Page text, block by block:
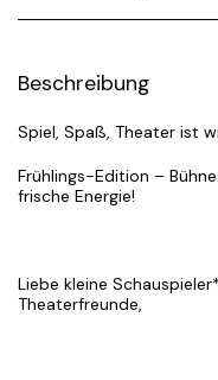
Beschreibung
Spiel, Spaß, Theater ist
Frühlings-Edition –
frische Energie!
Liebe kleine
Theaterfreunde,